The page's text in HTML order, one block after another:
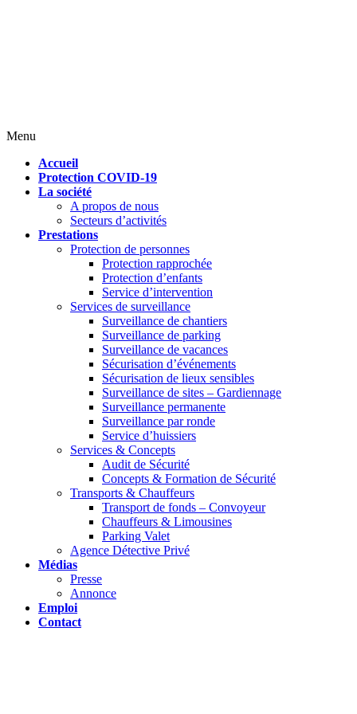
Menu
Accueil
Protection COVID-19
La société
A propos de nous
Secteurs d’activités
Prestations
Protection de personnes
Protection rapprochée
Protection d’enfants
Service d’intervention
Services de surveillance
Surveillance de chantiers
Surveillance de parking
Surveillance de vacances
Sécurisation d’événements
Sécurisation de lieux sensibles
Surveillance de sites – Gardiennage
Surveillance permanente
Surveillance par ronde
Service d’huissiers
Services & Concepts
Audit de Sécurité
Concepts & Formation de Sécurité
Transports & Chauffeurs
Transport de fonds – Convoyeur
Chauffeurs & Limousines
Parking Valet
Agence Détective Privé
Médias
Presse
Annonce
Emploi
Contact